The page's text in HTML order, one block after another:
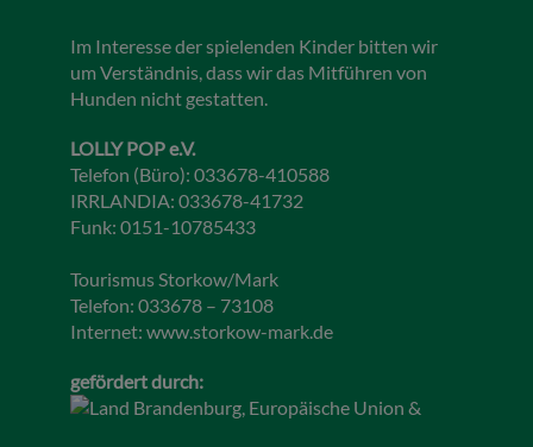
Im Interesse der spielenden Kinder bitten wir
um Verständnis, dass wir das Mitführen von
Hunden nicht gestatten.
LOLLY POP e.V.
Telefon (Büro): 033678-410588
IRRLANDIA: 033678-41732
Funk: 0151-10785433
Tourismus Storkow/Mark
Telefon: 033678 – 73108
Internet: www.storkow-mark.de
gefördert durch: